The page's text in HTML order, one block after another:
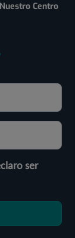
Nuestro Centro
ser